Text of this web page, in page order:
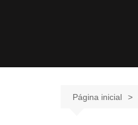
Página inicial